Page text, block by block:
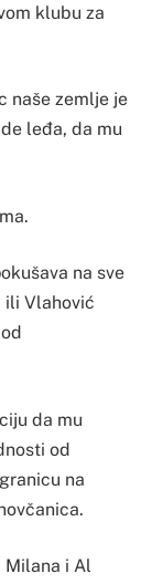
klubu za
naše zemlje je
leđa, da mu
na sve
ili Vlahović
da mu
od
na
Milana i Al